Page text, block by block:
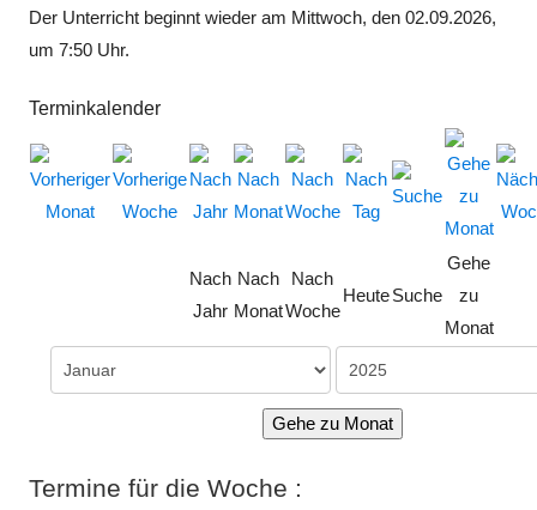
Der Unterricht beginnt wieder am Mittwoch, den 02.09.2026,
um 7:50 Uhr.
Terminkalender
Nach
Jahr
Nach
Monat
Nach
Woche
HeuteSuche
Gehe
zu
Monat
Gehe zu Monat
Termine für die Woche :